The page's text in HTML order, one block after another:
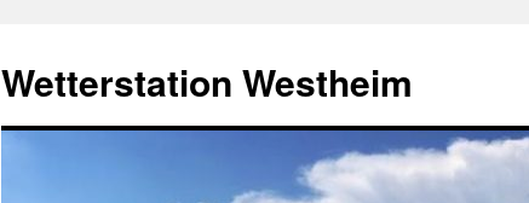
springen
Wetterstation Westheim